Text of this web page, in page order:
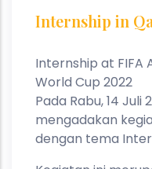
Internship in
Internship at FIFA
World Cup 2022
Pada Rabu, 14 Juli
mengadakan
dengan tema